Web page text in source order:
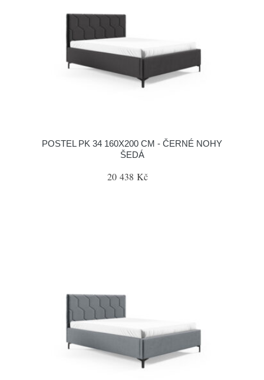
POSTEL PK 34 160X200 CM - ČERNÉ NOHY
ŠEDÁ
20 438 Kč